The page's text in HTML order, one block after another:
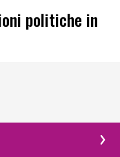
politiche in